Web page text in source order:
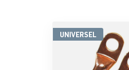
UNIVERSEL